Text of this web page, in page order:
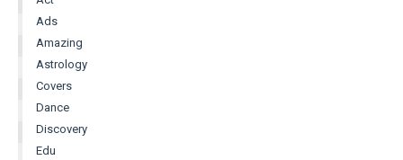
Ads
Amazing
Astrology
Covers
Dance
Discovery
Edu